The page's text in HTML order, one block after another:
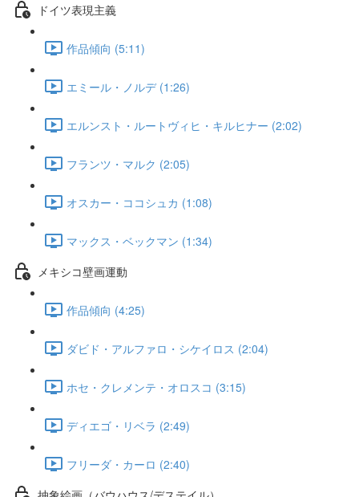
ドイツ表現主義
作品傾向 (5:11)
エミール・ノルデ (1:26)
エルンスト・ルートヴィヒ・キルヒナー (2:02)
フランツ・マルク (2:05)
オスカー・ココシュカ (1:08)
マックス・ベックマン (1:34)
メキシコ壁画運動
作品傾向 (4:25)
ダビド・アルファロ・シケイロス (2:04)
ホセ・クレメンテ・オロスコ (3:15)
ディエゴ・リベラ (2:49)
フリーダ・カーロ (2:40)